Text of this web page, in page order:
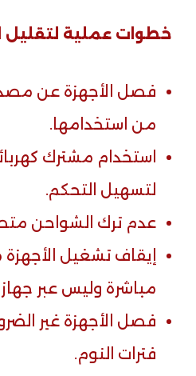
خطوات عملية لتقليل
فصل الأجهزة عن مصدر
من استخدامها.
استخدام مشترك
لتسهيل التحكم.
عدم ترك الشواحن
إيقاف تشغيل
مباشرة وليس عبر
فصل الأجهزة غير
فترات النوم.